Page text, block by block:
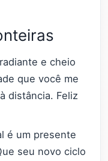
e cheio
que você me
distância. Feliz
é um presente
seu novo ciclo